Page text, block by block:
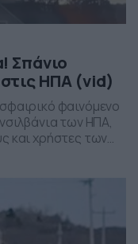
Σπάνιο
ΗΠΑ (vid)
φαινόμενο
των ΗΠΑ,
και χρήστες των
σύννεφα